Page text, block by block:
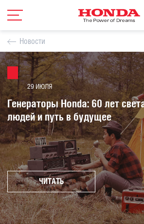
Новости
29 ИЮЛЯ
Генераторы Honda: 60 лет
людей и путь в будущее
ЧИТАТЬ